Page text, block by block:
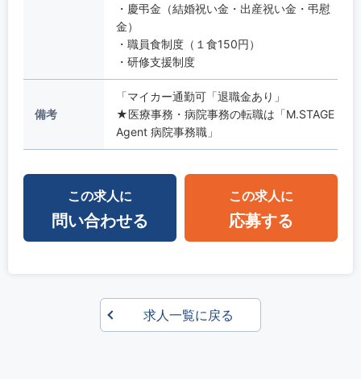
・慶弔金（結婚祝い金・出産祝い金・弔慰
金）
・職員食制度（１食150円）
・研修支援制度
備考
「マイカー通勤可「退職金あり」
★医療事務・病院事務の転職は「M.STAGE
Agent 病院事務職」
この求人に
問い合わせる
この求人に
応募する
求人一覧に戻る